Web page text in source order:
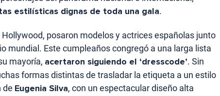
estilísticas dignas de toda una gala.
posaron modelos y actrices españolas junto
mundial. Este cumpleaños congregó a una larga lista
mayoría, acertaron siguiendo el ‘dresscode’. Sin
formas distintas de trasladar la etiqueta a un estilo
de Eugenia Silva, con un espectacular diseño alta